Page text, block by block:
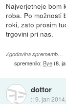
Najverjetneje bom
roba. Po možnosti
roki, zato prosim
trgovini pri nas.
Zgodovina sprememb…
spremenilo: Bye(8.
dottor
::9. jan